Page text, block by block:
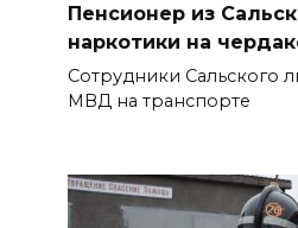
Ростовской
водителей быть
из-за ухудшения
БОЛЬШЕ
Пенсионер из
наркотики на
Сотрудники Сальского
МВД на транспорте